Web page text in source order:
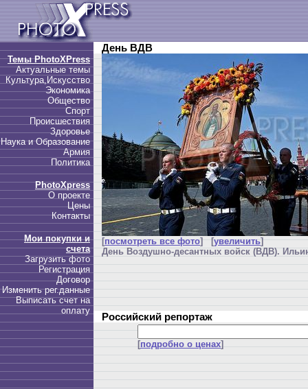
Темы PhotoXPress
Актуальные темы
Культура,Искусство
Экономика
Общество
Спорт
Происшествия
Здоровье
Наука и Образование
Армия
Политика
PhotoXpress
О проекте
Цены
Контакты
Мои покупки и
счета
Загрузить фото
Регистрация
Договор
Изменить рег.данные
Выписать счет на
оплату
День ВДВ
[посмотреть все фото] [увеличить]
День Воздушно-десантных войск (ВДВ).
Российский репортаж
[подробно о ценах]